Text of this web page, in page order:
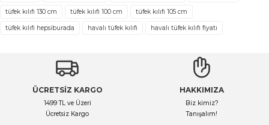
tüfek kılıfı 130 cm tüfek kılıfı 100 cm tüfek kılıfı 105 cm
tüfek kılıfı hepsiburada havalı tüfek kılıfı havalı tüfek kılıfı fiyatı
ÜCRETSİZ KARGO
1499 TL ve Üzeri
Ücretsiz Kargo
HAKKIMIZA
Biz kimiz?
Tanışalım!